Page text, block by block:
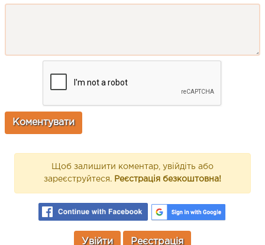
Щоб залишити коментар, увійдіть або
зареєструйтеся. Реєстрація безкоштовна!
Увійти Реєстрація